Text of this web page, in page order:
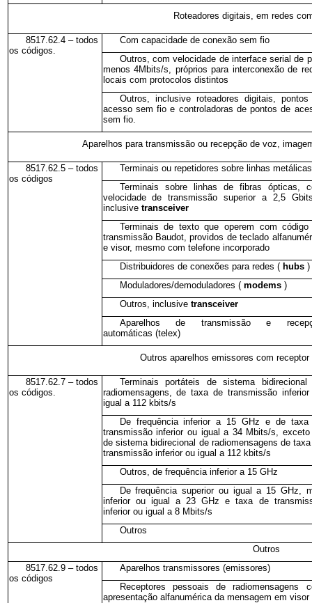
Roteadores digitais, em redes
8517.62.4 – todos
os códigos.
Com capacidade de conexão sem fio
Outros, com velocidade de interface serial de
menos 4Mbits/s, próprios para interconexão de
locais com protocolos distintos
Outros, inclusive roteadores digitais, pontos
acesso sem fio e controladoras de pontos de
sem fio.
Aparelhos para transmissão ou recepção de voz,
8517.62.5 – todos
os códigos
Terminais ou repetidores sobre linhas metálicas
Terminais sobre linhas de fibras ópticas,
velocidade de transmissão superior a 2,5
inclusive transceiver
Terminais de texto que operem com código
transmissão Baudot, providos de teclado
e visor, mesmo com telefone incorporado
Distribuidores de conexões para redes ( hubs )
Moduladores/demoduladores ( modems )
Outros, inclusive transceiver
Aparelhos de transmissão e
automáticas (telex)
Outros aparelhos emissores com
8517.62.7 – todos
os códigos.
Terminais portáteis de sistema bidirecional
radiomensagens, de taxa de transmissão
igual a 112 kbits/s
De frequência inferior a 15 GHz e de taxa
transmissão inferior ou igual a 34 Mbits/s,
de sistema bidirecional de radiomensagens de
transmissão inferior ou igual a 112 kbits/s
Outros, de frequência inferior a 15 GHz
De frequência superior ou igual a 15 GHz,
inferior ou igual a 23 GHz e taxa de
inferior ou igual a 8 Mbits/s
Outros
Outros
8517.62.9 – todos
os códigos
Aparelhos transmissores (emissores)
Receptores pessoais de radiomensagens
apresentação alfanumérica da mensagem em visor